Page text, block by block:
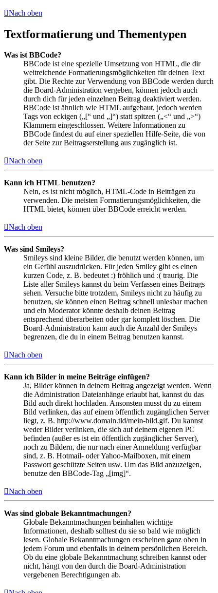
Nach oben
Textformatierung und Thementypen
Was ist BBCode?
BBCode ist eine spezielle Umsetzung von HTML, die dir
weitreichende Formatierungsmöglichkeiten für deinen Text
gibt. Die Rechte zur Verwendung von BBCode werden durch
die Board-Administration vergeben, können jedoch auch
durch dich für jeden einzelnen Beitrag deaktiviert werden.
BBCode ist ähnlich wie HTML aufgebaut, jedoch werden
Tags von eckigen („[“ und „]“) statt spitzen („<“ und „>“)
Klammern eingeschlossen. Weitere Informationen zu
BBCode findest du auf einer speziellen Hilfe-Seite, die von
der Seite zur Beitragserstellung aus zugänglich ist.
Nach oben
Kann ich HTML benutzen?
Nein, es ist nicht möglich, HTML-Code in Beiträgen zu
verwenden. Die meisten Formatierungsmöglichkeiten, die
HTML bietet, können über BBCode erreicht werden.
Nach oben
Was sind Smileys?
Smileys sind kleine Bilder, die benutzt werden können, um
ein Gefühl auszudrücken. Für jeden Smiley gibt es einen
kurzen Code, z. B. bedeutet :) fröhlich und :( traurig. Die
Liste aller Smileys kannst du beim Verfassen eines Beitrags
sehen. Versuche bitte trotzdem, Smileys nicht zu häufig zu
benutzen, sie können einen Beitrag schnell unlesbar machen
und ein Moderator könnte deshalb deinen Beitrag
entsprechend überarbeiten oder gar komplett löschen. Die
Board-Administration kann auch die Anzahl der Smileys
begrenzen, die du in einem Beitrag benutzen kannst.
Nach oben
Kann ich Bilder in meine Beiträge einfügen?
Ja, Bilder können in deinem Beitrag angezeigt werden. Wenn
die Administration Dateianhänge erlaubt hat, kannst du das
Bild auch direkt hochladen. Ansonsten musst du zu einem
Bild verlinken, das auf einem öffentlich zugänglichen Server
liegt, z. B. http://www.domain.tld/mein-bild.gif. Du kannst
weder Bilder verlinken, die sich auf deinem eigenen PC
befinden (außer es ist ein öffentlich zugänglicher Server),
noch zu Bildern, die nur nach einer Anmeldung verfügbar
sind, z. B. Hotmail- oder Yahoo-Mailboxen, mit einem
Passwort geschützte Seiten usw. Um das Bild anzuzeigen,
benutze den BBCode-Tag „[img]“.
Nach oben
Was sind globale Bekanntmachungen?
Globale Bekanntmachungen beinhalten wichtige
Informationen, deshalb solltest du sie so bald wie möglich
lesen. Globale Bekanntmachungen erscheinen ganz oben in
jedem Forum und ebenfalls in deinem persönlichen Bereich.
Ob du eine globale Bekanntmachung schreiben kannst oder
nicht, hängt von den durch die Board-Administration
vergebenen Berechtigungen ab.